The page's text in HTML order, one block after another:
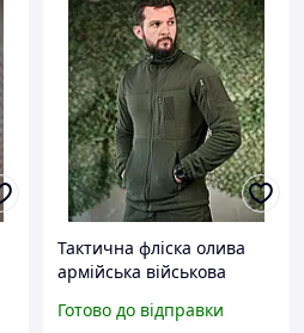
Тактична фліска олива
армійська військова
кишенями утеплена ссу
Готово до відправки